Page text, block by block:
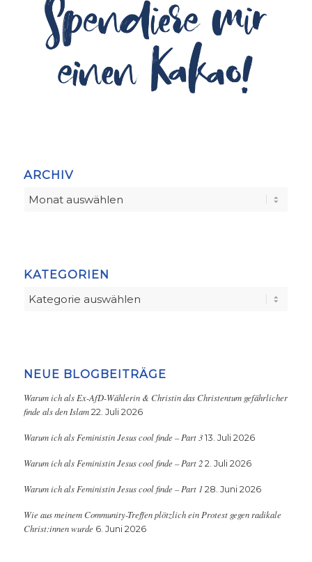
ARCHIV
KATEGORIEN
Kategorien
NEUE BLOGBEITRÄGE
Warum ich als Ex-AfD-Wählerin & Christin das Christentum gefährlicher
finde als den Islam 22. Juli 2026
Warum ich als Feministin Jesus cool finde – Part 3 13. Juli 2026
Warum ich als Feministin Jesus cool finde – Part 2 2. Juli 2026
Warum ich als Feministin Jesus cool finde – Part 1 28. Juni 2026
Wie aus meinem Community-Treffen plötzlich ein Protest gegen radikale
Christ:innen wurde 6. Juni 2026